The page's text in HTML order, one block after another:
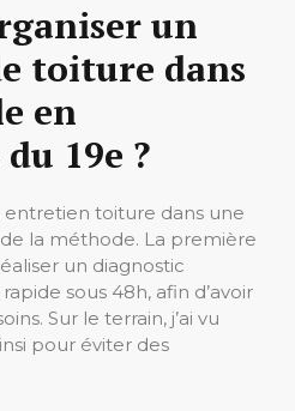
un
toiture dans
en
19e ?
entretien toiture dans une
la méthode. La première
un diagnostic
sous 48h, afin d’avoir
Sur le terrain, j’ai vu
pour éviter des